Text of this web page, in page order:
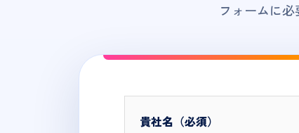
フォームに
貴社名（必須）